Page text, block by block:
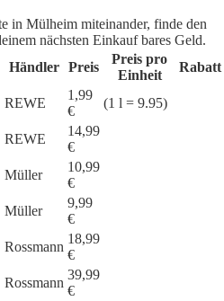
in Mülheim miteinander, finde den
nächsten Einkauf bares Geld.
Händler Preis
Preis pro
Einheit
Rabatt
REWE
1,99
€
(1 l = 9.95)
REWE
14,99
€
Müller
10,99
€
Müller
9,99
€
Rossmann
18,99
€
Rossmann
39,99
€